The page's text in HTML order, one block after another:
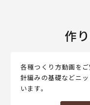
作
各種つくり方動画を
針編みの基礎などニ
います。